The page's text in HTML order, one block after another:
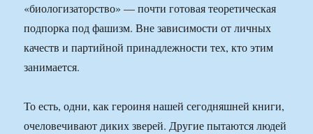
«биологизаторство» — почти готовая теоретическая
подпорка под фашизм. Вне зависимости от личных
качеств и партийной принадлежности тех, кто этим
занимается.
То есть, одни, как героиня нашей сегодняшней книги,
очеловечивают диких зверей. Другие пытаются людей